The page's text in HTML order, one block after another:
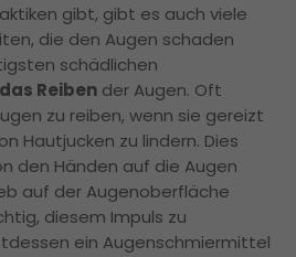
gibt, gibt es auch viele
die den Augen schaden
schädlichen
das Reiben der Augen. Oft
zu reiben, wenn sie gereizt
Hautjucken zu lindern. Dies
den Händen auf die Augen
auf der Augenoberfläche
diesem Impuls zu
ein Augenschmiermittel